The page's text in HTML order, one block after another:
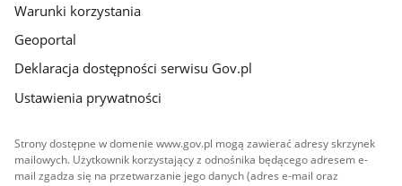
Warunki korzystania
Geoportal
Deklaracja dostępności serwisu Gov.pl
Ustawienia prywatności
Strony dostępne w domenie www.gov.pl mogą zawierać adresy skrzynek
mailowych. Użytkownik korzystający z odnośnika będącego adresem e-
mail zgadza się na przetwarzanie jego danych (adres e-mail oraz